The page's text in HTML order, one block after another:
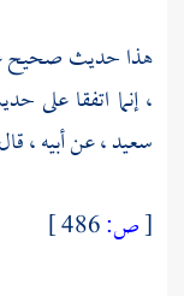
هذا حديث صحيح
، إنما اتفقا على
سعيد، عن أبيه ،
[ص: